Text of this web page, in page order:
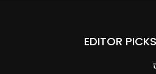
EDITOR PICKS